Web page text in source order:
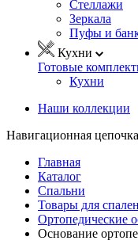
Стеллажи
Зеркала
Пуфы и
Кухни
Готовые
Кухни
Наши коллекции
Навигационная цепочка
Главная
Каталог
Спальни
Товары для спален
Ортопедические
Основание